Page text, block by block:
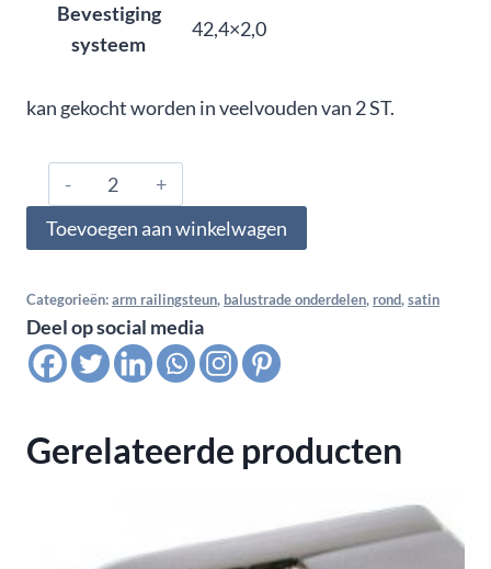
Bevestiging
systeem
42,4×2,0
kan gekocht worden in veelvouden van 2 ST.
316.489.0342,
Arm
railingsteun
GR
insteek
voor
-
Toevoegen aan winkelwagen
Categorieën: arm railingsteun, balustrade onderdelen, rond, satin
Deel op social media
Gerelateerde producten